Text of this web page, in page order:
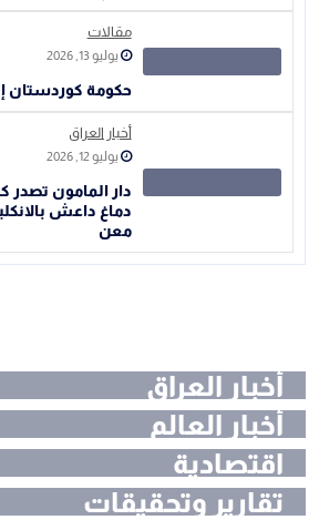
مقالات
يوليو 13, 2026
حكومة كوردستان
أخبار العراق
يوليو 12, 2026
دار المامون تصدر
دماغ داعش
معن
أخبار العراق
أخبار العالم
اقتصادية
تقارير وتحقيقات